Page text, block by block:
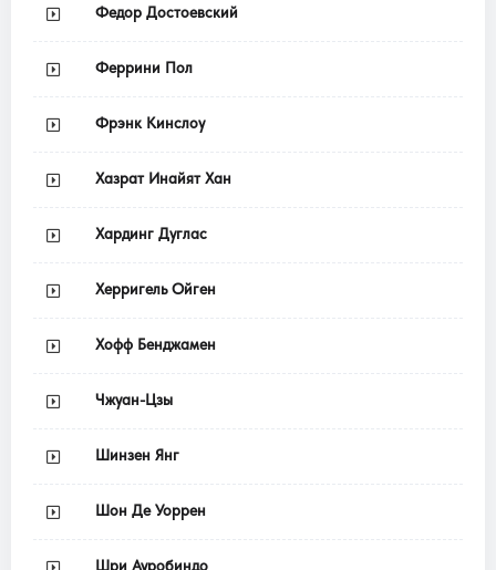
Федор Достоевский
Феррини Пол
Фрэнк Кинслоу
Хазрат Инайят Хан
Хардинг Дуглас
Херригель Ойген
Хофф Бенджамен
Чжуан-Цзы
Шинзен Янг
Шон Де Уоррен
Шри Ауробиндо